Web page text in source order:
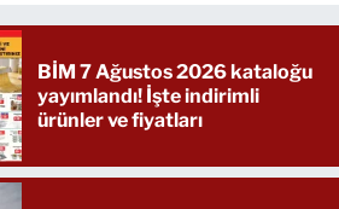
BİM 7 Ağustos 2026 kataloğu
yayımlandı! İşte indirimli
ürünler ve fiyatları